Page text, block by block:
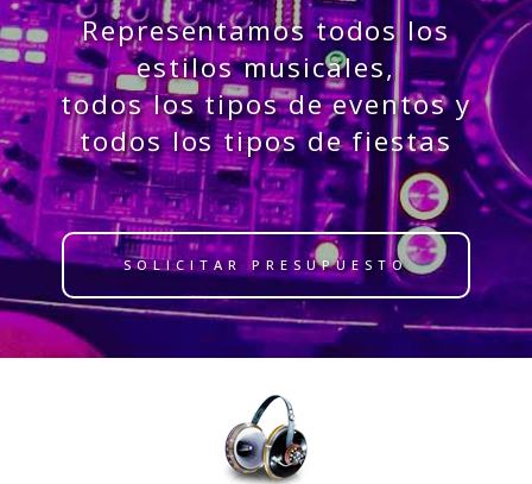
Representamos todos los
estilos musicales,
todos los tipos de eventos y
todos los tipos de fiestas
SOLICITAR PRESUPUESTO